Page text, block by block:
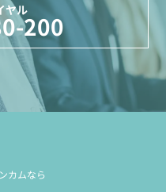
ヤル
200
カムなら